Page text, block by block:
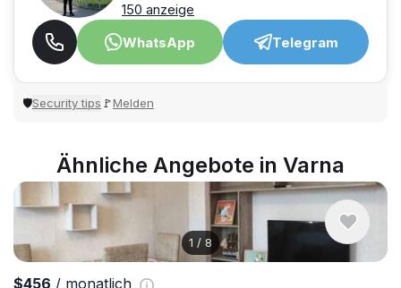
150 anzeige
WhatsApp
Telegram
🛡Security tips 🚩Melden
Ähnliche Angebote in Varna
1 / 8
$456 / monatlich